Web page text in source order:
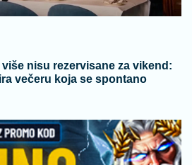
nisu rezervisane za vikend:
večeru koja se spontano